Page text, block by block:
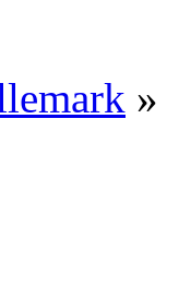
»